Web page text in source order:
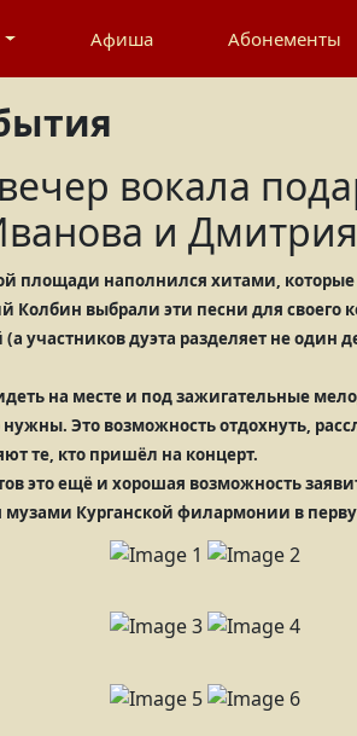
Афиша Абонементы
вокала
и
площади наполнился хитами,
Колбин выбрали эти песни для своего
участников дуэта разделяет не один
на месте и под зажигательные
Это возможность отдохнуть,
те, кто пришёл на концерт.
это ещё и хорошая возможность
музами Курганской филармонии в